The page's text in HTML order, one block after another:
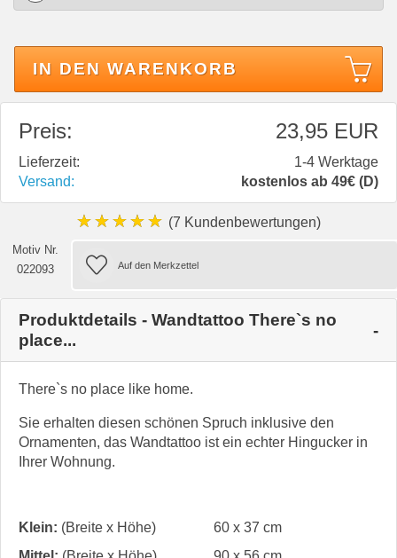
IN DEN WARENKORB
Preis: 23,95 EUR
Lieferzeit:
1-4 Werktage
Versand:
kostenlos ab 49€ (D)
★★★★★ (7 Kundenbewertungen)
Motiv Nr.
022093
Produktdetails - Wandtattoo There`s no
place...
There`s no place like home.
Sie erhalten diesen schönen Spruch inklusive den
Ornamenten, das Wandtattoo ist ein echter Hingucker in
Ihrer Wohnung.
Klein: (Breite x Höhe)
60 x 37 cm